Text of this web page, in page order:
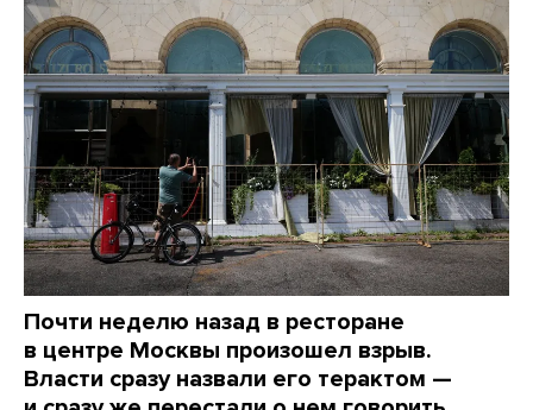
Почти неделю назад в ресторане
в центре Москвы произошел взрыв.
Власти сразу назвали его терактом —